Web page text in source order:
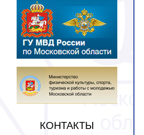
КОНТАКТЫ